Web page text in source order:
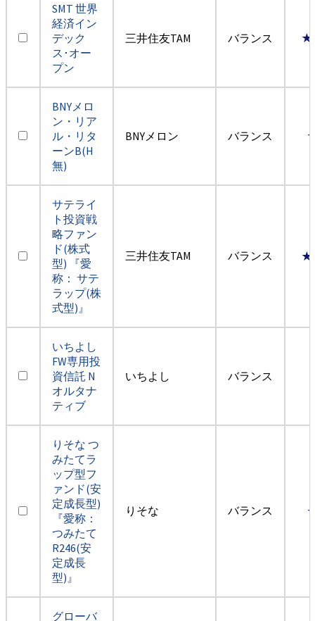
SMT 世界
経済イン
デック
ス･オー
プン
三井住友TAM バランス
BNYメロ
ン・リア
ル・リタ
ーンB(H
無)
BNYメロン バランス
サテライ
ト投資戦
略ファン
ド(株式
型) 『愛
称： サテ
ラップ(株
式型)』
三井住友TAM バランス
いちよし
FW専用投
資信託 N
オルタナ
ティブ
いちよし バランス
りそな つ
みたてラ
ップ型フ
ァンド(安
定成長型)
『愛称：
つみたて
R246(安
定成長
型)』
りそな バランス
グローバ